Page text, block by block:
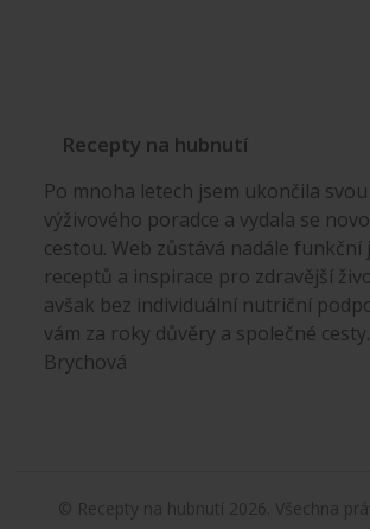
Recepty na hubnutí
Po mnoha letech jsem ukončila
výživového poradce a vydala se
cestou. Web zůstává nadále funkční
receptů a inspirace pro zdravější
avšak bez individuální nutriční
vám za roky důvěry a společné
Brychová
© Recepty na hubnutí 2026. Všechna